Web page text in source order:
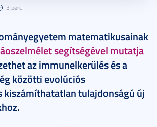
3 perc
matematikusainak
segítségével mutatja
az immunelkerülés és a
közötti evolúciós
kiszámíthatatlan tulajdonságú új